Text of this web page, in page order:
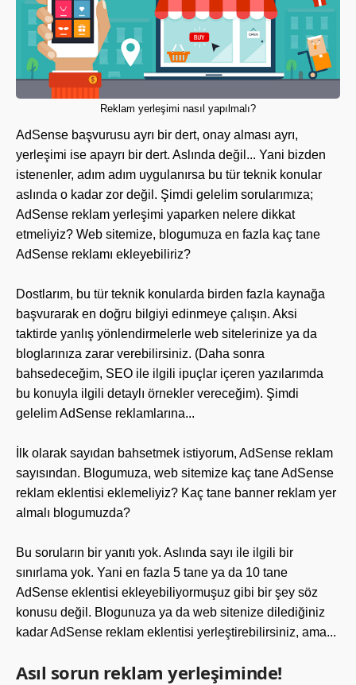
Reklam yerleşimi nasıl yapılmalı?
AdSense başvurusu ayrı bir dert, onay alması ayrı,
yerleşimi ise apayrı bir dert. Aslında değil... Yani bizden
istenenler, adım adım uygulanırsa bu tür teknik konular
aslında o kadar zor değil. Şimdi gelelim sorularımıza;
AdSense reklam yerleşimi yaparken nelere dikkat
etmeliyiz? Web sitemize, blogumuza en fazla kaç tane
AdSense reklamı ekleyebiliriz?
Dostlarım, bu tür teknik konularda birden fazla kaynağa
başvurarak en doğru bilgiyi edinmeye çalışın. Aksi
taktirde yanlış yönlendirmelerle web sitelerinize ya da
bloglarınıza zarar verebilirsiniz. (Daha sonra
bahsedeceğim, SEO ile ilgili ipuçlar içeren yazılarımda
bu konuyla ilgili detaylı örnekler vereceğim). Şimdi
gelelim AdSense reklamlarına...
İlk olarak sayıdan bahsetmek istiyorum, AdSense reklam
sayısından. Blogumuza, web sitemize kaç tane AdSense
reklam eklentisi eklemeliyiz? Kaç tane banner reklam yer
almalı blogumuzda?
Bu soruların bir yanıtı yok. Aslında sayı ile ilgili bir
sınırlama yok. Yani en fazla 5 tane ya da 10 tane
AdSense eklentisi ekleyebiliyormuşuz gibi bir şey söz
konusu değil. Blogunuza ya da web sitenize dilediğiniz
kadar AdSense reklam eklentisi yerleştirebilirsiniz, ama...
Asıl sorun reklam yerleşiminde!